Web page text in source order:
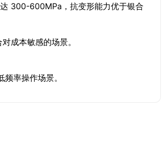
300-600MPa，抗变形能力优于银合
成本敏感的场景。
率操作场景。